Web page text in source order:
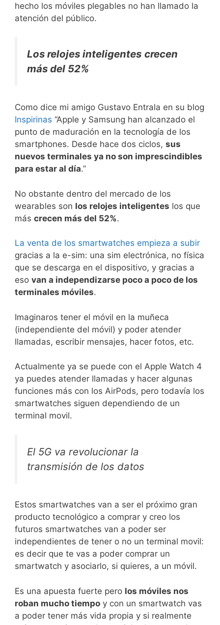
hecho los móviles plegables no han llamado la
atención del público.
Los relojes inteligentes crecen
más del 52%
Como dice mi amigo Gustavo Entrala en su blog
Inspirinas “Apple y Samsung han alcanzado el
punto de maduración en la tecnología de los
smartphones. Desde hace dos ciclos, sus
nuevos terminales ya no son imprescindibles
para estar al día.”
No obstante dentro del mercado de los
wearables son los relojes inteligentes los que
más crecen más del 52%.
La venta de los smartwatches empieza a subir
gracias a la e-sim: una sim electrónica, no física
que se descarga en el dispositivo, y gracias a
eso van a independizarse poco a poco de los
terminales móviles.
Imaginaros tener el móvil en la muñeca
(independiente del móvil) y poder atender
llamadas, escribir mensajes, hacer fotos, etc.
Actualmente ya se puede con el Apple Watch 4
ya puedes atender llamadas y hacer algunas
funciones más con los AirPods, pero todavía los
smartwatches siguen dependiendo de un
terminal movil.
El 5G va revolucionar la
transmisión de los datos
Estos smartwatches van a ser el próximo gran
producto tecnológico a comprar y creo los
futuros smartwatches van a poder ser
independientes de tener o no un terminal movil:
es decir que te vas a poder comprar un
smartwatch y asociarlo, si quieres, a un móvil.
Es una apuesta fuerte pero los móviles nos
roban mucho tiempo y con un smartwatch vas
a poder tener más vida propia y si realmente